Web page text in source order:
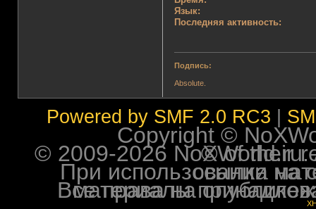
Язык:
Последняя активность:
Подпись:
Absolute.
Powered by SMF 2.0 RC3
Copyright ©
© 2009-2026 NoXWorld.ru. All
При использовании
Все права на опубликованные на форуме